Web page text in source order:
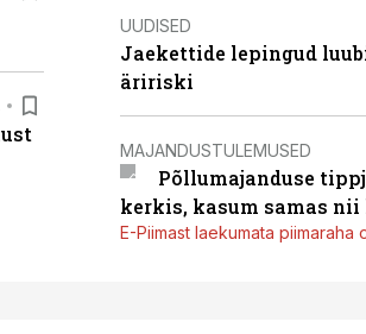
UUDISED
Jaekettide lepingud
äririski
MAJANDUSTULEMUSED
Põllumajanduse
kerkis, kasum samas
E-Piimast laekumata piimaraha